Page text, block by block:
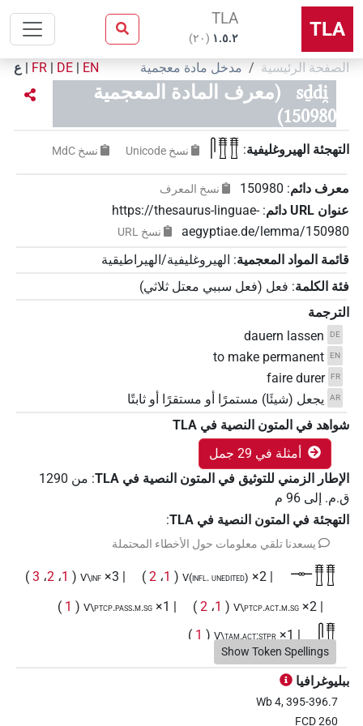
TLA
TLA
۱.٥.٢ (٢٠)
الصفحة الرئيسية مدخل مادة معجمية EN
|
DE
|
FR
| ع
sḏdi̯
(معرف المادة المعجمية
150980)
التهجئة الهيروغليفية:
𓋴𓊽𓊽 نسخ‏ ‏Unicode نسخ‏ ‏MdC
معرف دائم:
150980 نسخ المعرف
عنوان‏ ‏URL‏ دائم :
https://thesaurus-linguae-
aegyptiae.de/lemma/150980
نسخ‏ ‏URL
قائمة المواد المعجمية: الهيروغليفية/الهيراطيقية
فئة الكلمة: فعل (فعل سببي معتل ثلاثي)
الترجمة
DE
dauern lassen
EN
to make permanent
FR
faire durer
AR
يجعل (شيئَا) مستمرًا أو مستقرًا أو ثابتًا
شواهد في المتون النصية في ‏TLA
أمثلة في 29 جمل
الإطار الزمني للتوثيق في المتون النصية في ‏TLA
: من 1290
ق.م. إلى 96 م
التهجئة في المتون النصية في TLA
:
يسعدنا تلقي معلومات حول الأخطاء المحتملة
𓊃𓊽𓊽
V(infl. unedited)
(
1، 2
)
V\inf
(
1، 2، 3
)
V\ptcp.act.m.sg
(
1، 2
)
V\ptcp.pass.m.sg
(
1
)
𓋴𓊽
V\tam.act:stpr
(
1
)
𓋴𓊽𓊽
| 1×
)
| 1×
V\inf:stpr
Show Token Spellings
ببليوغرافيا
Wb 4, 395-396.7
FCD 260